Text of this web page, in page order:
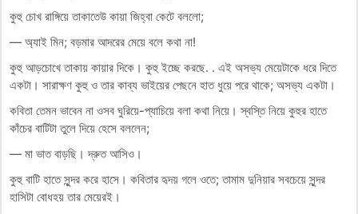
কুহু চোখ রাঙ্গিয়ে তাকাতেউ কায়া জিহ্বা কেটে বললো;
— অ্যাই মিন; বড়মার আদরের মেয়ে বলে কথা না!
কুহু আড়চোখে তাকায় কায়ার দিকে। কুহু ইচ্ছে করছে. . এই অসভ্য মেয়েটাকে ধরে দিতে
একটা। সারাক্ষণ কুহু ও তার কাব্য ভাইয়ের পেছনে হাত ধুয়ে পরে থাকে; অসভ্য একটা।
কবিতা তেমন ভাবেন না ওসব ঘুরিয়ে-প্যাচিয়ে বলা কথা নিয়ে। স্বস্তি নিয়ে কুহুর হাতে
কাঁচের বাটিটা তুলে দিয়ে হেসে বললেন;
— মা ভাত বাড়ছি। দ্রুত আসিও।
কুহু বাটি হাতে সুন্দর করে হাসে। কবিতার হৃদয় গলে ওতে; তামাম দুনিয়ার সবচেয়ে সুন্দর
হাসিটা বোধহয় তার মেয়েরই।